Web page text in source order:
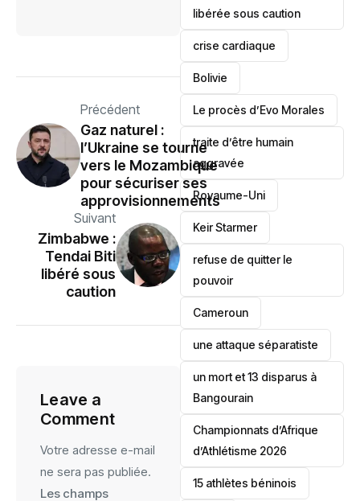
Précédent
Gaz naturel :
l’Ukraine se tourne
vers le Mozambique
pour sécuriser ses
approvisionnements
Suivant
Zimbabwe :
Tendai Biti
libéré sous
caution
Leave a
Comment
Votre adresse e-mail
ne sera pas publiée.
Les champs
libérée sous caution
crise cardiaque
‎Bolivie
Le procès d’Evo Morales
traite d’être humain
aggravée
‎Royaume-Uni
Keir Starmer
refuse de quitter le
pouvoir
‎Cameroun
une attaque séparatiste
un mort et 13 disparus à
Bangourain
‎Championnats d’Afrique
d’Athlétisme 2026
15 athlètes béninois